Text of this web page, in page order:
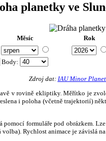
planetky ve
Měsíc Rok
Body:
Zdroj dat: IAU Minor
v rovině ekliptiky. Měřítko je
i poloha (včetně trajektorií)
formuláře pod obrázkem.
Rychlost animace je závislá